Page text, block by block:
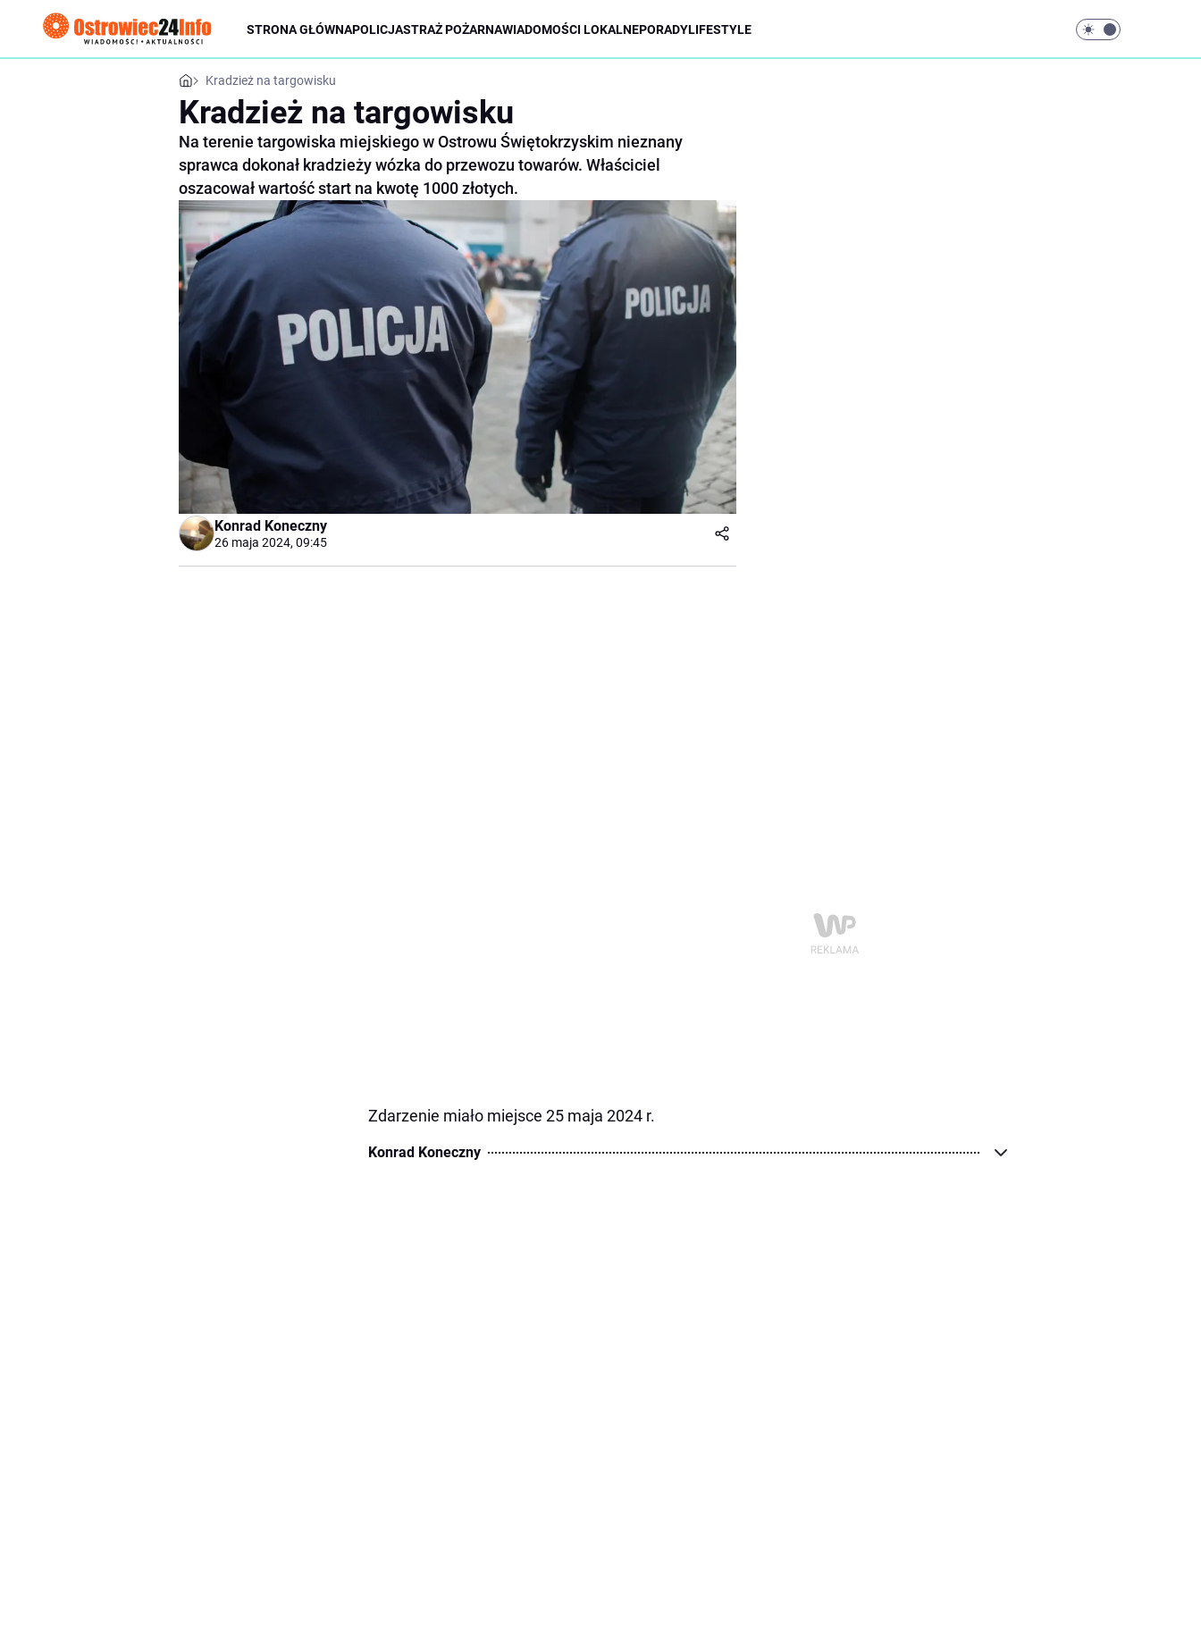
STRONA GŁÓWNAPOLICJASTRAŻ POŻARNAWIADOMOŚCI LOKALNEPORADYLIFESTYLE
Kradzież na targowisku
Kradzież na targowisku
Na terenie targowiska miejskiego w Ostrowu Świętokrzyskim nieznany
sprawca dokonał kradzieży wózka do przewozu towarów. Właściciel
oszacował wartość start na kwotę 1000 złotych.
Konrad Koneczny
26 maja 2024, 09:45
Zdarzenie miało miejsce 25 maja 2024 r.
Konrad Koneczny